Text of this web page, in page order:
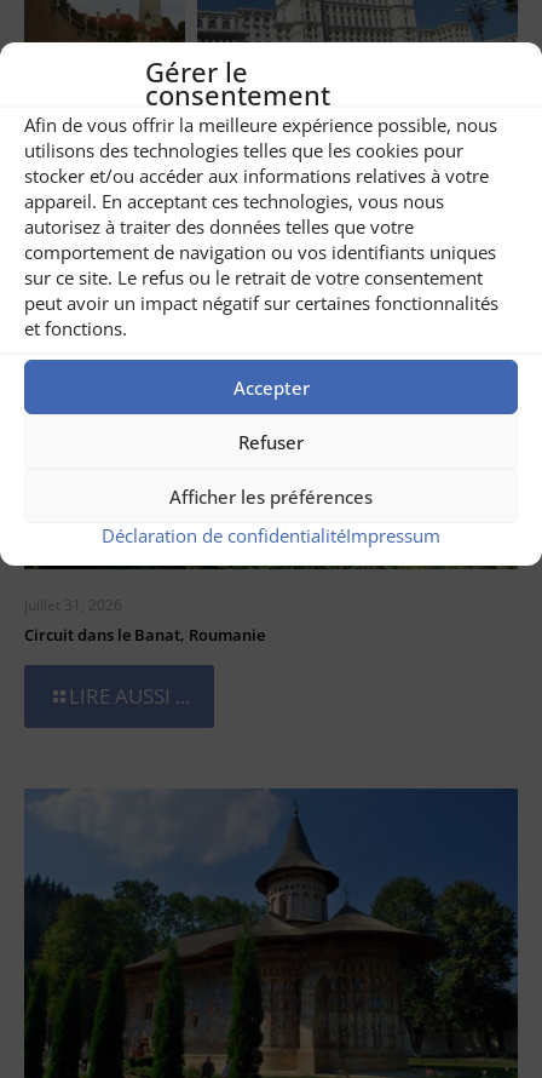
Gérer le
consentement
Afin de vous offrir la meilleure expérience possible, nous
utilisons des technologies telles que les cookies pour
stocker et/ou accéder aux informations relatives à votre
appareil. En acceptant ces technologies, vous nous
autorisez à traiter des données telles que votre
comportement de navigation ou vos identifiants uniques
sur ce site. Le refus ou le retrait de votre consentement
peut avoir un impact négatif sur certaines fonctionnalités
et fonctions.
Accepter
Refuser
Afficher les préférences
Déclaration de confidentialitéImpressum
Share
Related posts
juillet 31, 2026
Circuit dans le Banat, Roumanie
LIRE AUSSI ...